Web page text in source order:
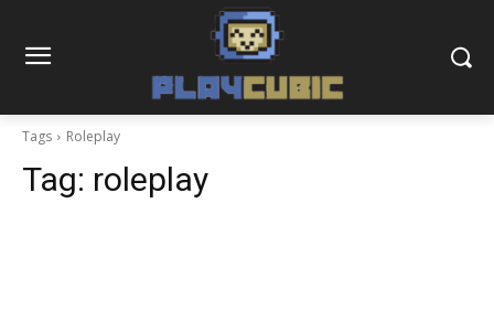
Tags Roleplay
Tag: roleplay